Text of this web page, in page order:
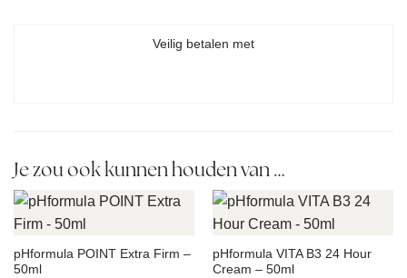
Veilig betalen met
Je zou ook kunnen houden van …
pHformula POINT Extra Firm –
50ml
pHformula VITA B3 24 Hour
Cream – 50ml